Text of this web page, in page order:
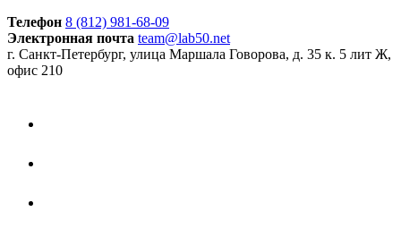
Телефон 8 (812) 981-68-09
Электронная почта team@lab50.net
г. Санкт-Петербург, улица Маршала Говорова, д. 35 к. 5 лит Ж,
офис 210